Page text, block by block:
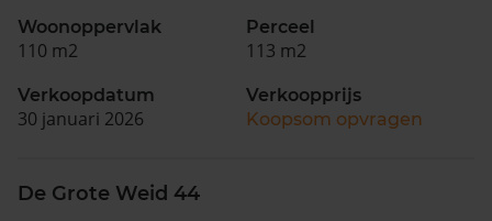
Woonoppervlak
110 m2
Perceel
113 m2
Verkoopdatum
30 januari 2026
Verkoopprijs
Koopsom opvragen
De Grote Weid 44